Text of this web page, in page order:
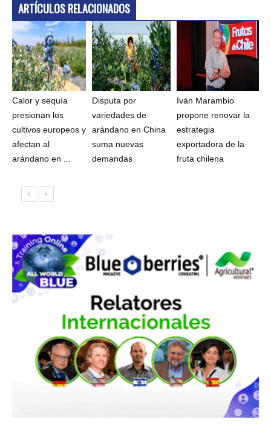
ARTÍCULOS RELACIONADOS
Calor y sequía
presionan los
cultivos europeos y
afectan al
arándano en ...
Disputa por
variedades de
arándano en China
suma nuevas
demandas
Iván Marambio
propone renovar la
estrategia
exportadora de la
fruta chilena